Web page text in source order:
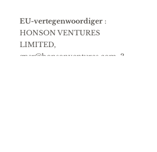
EU-vertegenwoordiger :
HONSON VENTURES
LIMITED,
gpsr@honsonventures.com, 3,